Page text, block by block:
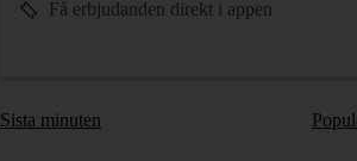
Få erbjudanden direkt i appen
Sista minuten